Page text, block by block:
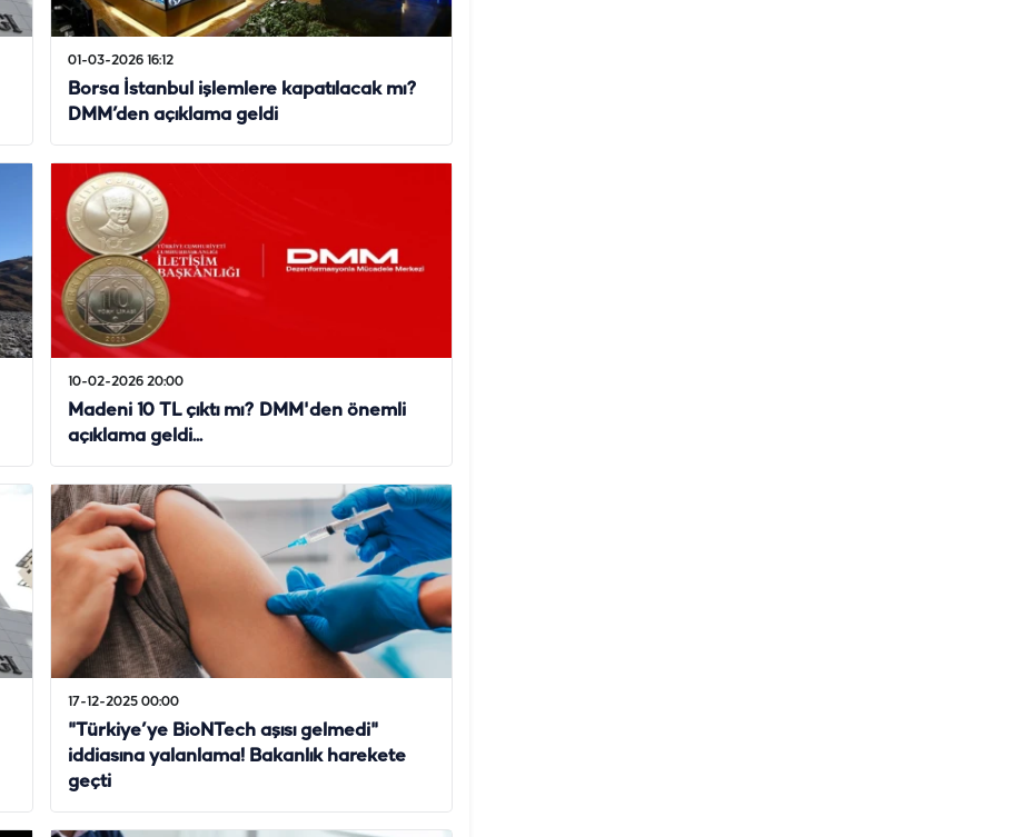
01-03-2026 16:12
Borsa İstanbul işlemlere kapatılacak mı?
DMM’den açıklama geldi
10-02-2026 20:00
Madeni 10 TL çıktı mı? DMM'den önemli
açıklama geldi...
17-12-2025 00:00
"Türkiye’ye BioNTech aşısı gelmedi"
iddiasına yalanlama! Bakanlık harekete
geçti